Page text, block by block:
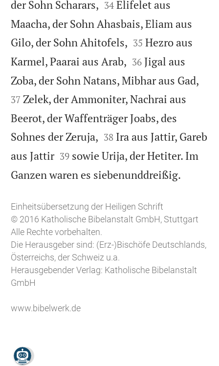
der Sohn Scharars, 

34 Elifelet aus
Maacha, der Sohn Ahasbais, Eliam aus
Gilo, der Sohn Ahitofels, 

35 Hezro aus
Karmel, Paarai aus Arab, 

36 Jigal aus
Zoba, der Sohn Natans, Mibhar aus Gad,
37 Zelek, der Ammoniter, Nachrai aus
Beerot, der Waffenträger Joabs, des
Sohnes der Zeruja, 

38 Ira aus Jattir, Gareb
aus Jattir
39 sowie Urija, der Hetiter. Im
Ganzen waren es siebenunddreißig.
Einheitsübersetzung der Heiligen Schrift
© 2016 Katholische Bibelanstalt GmbH, Stuttgart
Alle Rechte vorbehalten.
Die Herausgeber sind: (Erz-)Bischöfe Deutschlands,
Österreichs, der Schweiz u.a.
Herausgebender Verlag: Katholische Bibelanstalt
GmbH
www.bibelwerk.de